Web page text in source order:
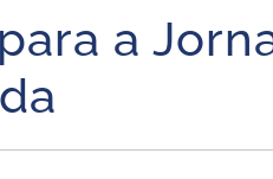
Advocacia-Geral da União
a